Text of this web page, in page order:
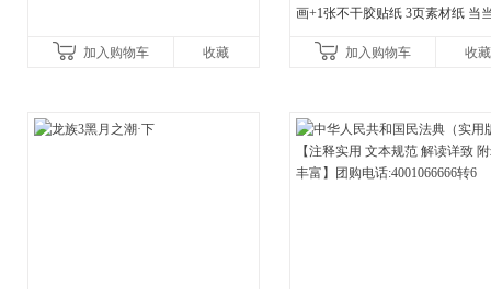
加入购物车 收藏
画+1张不干胶贴纸 3页素材纸 当
加入购物车
收藏